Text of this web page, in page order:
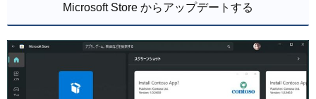
Microsoft Store からアップデートする